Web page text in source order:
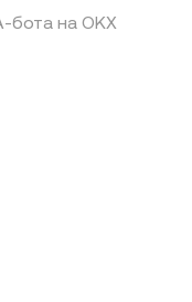
бота на OKX